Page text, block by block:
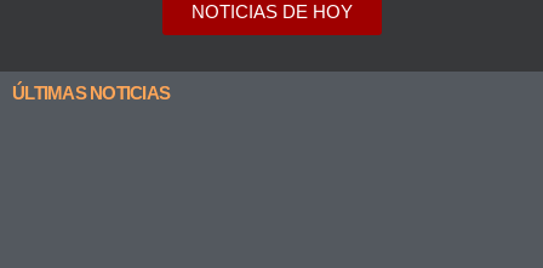
NOTICIAS DE HOY
ÚLTIMAS NOTICIAS